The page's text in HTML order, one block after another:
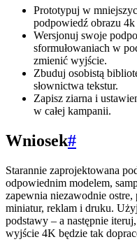
Prototypuj w
podpowiedź obrazu
Wersjonuj swoje
sformułowaniach w
zmienić wyjście.
Zbuduj osobistą
słownictwa tekstur.
Zapisz ziarna i
w całej kampanii.
Wniosek#
Starannie zaprojektowana
odpowiednim modelem,
zapewnia niezawodnie
miniatur, reklam i druku.
podstawy – a następnie
wyjście 4K będzie tak